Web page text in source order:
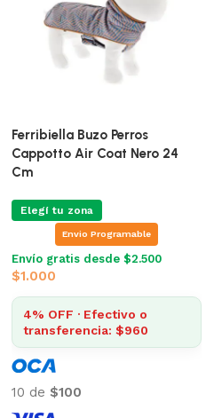
Ferribiella Buzo Perros
Cappotto Air Coat Nero 24
Cm
Elegí tu zona
Envio Programable
Envío gratis desde $2.500
$1.000
4% OFF · Efectivo o
transferencia: $960
10 de $100